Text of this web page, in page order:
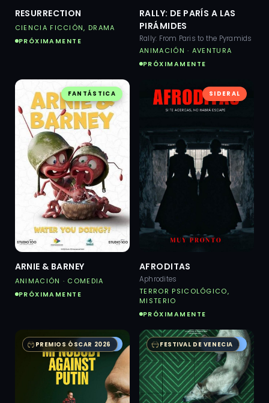
RESURRECTION
CIENCIA FICCIÓN, DRAMA
PRÓXIMAMENTE
RALLY: DE PARÍS A LAS
PIRÁMIDES
Rally: From Paris to the Pyramids
ANIMACIÓN · AVENTURA
PRÓXIMAMENTE
FANTÁSTICA
ARNIE & BARNEY
ANIMACIÓN · COMEDIA
PRÓXIMAMENTE
SIDERAL
AFRODITAS
Aphrodites
TERROR PSICOLÓGICO,
MISTERIO
PRÓXIMAMENTE
AUSTRAL
PREMIOS ÓSCAR 2026 AUSTRAL
FESTIVAL DE VENECIA